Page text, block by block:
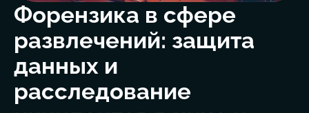
Форензика в сфере
развлечений: защита
данных и
расследование